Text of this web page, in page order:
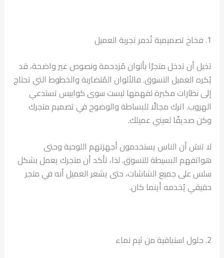
1. فخاخ تصميمية تُدمر تجربة العميل
تخيل أن تدخل متجرًا بألوان مُزدحمة ونصوص غير واضحة، قد
يُكره العميل التسوق. فالألوان المُتضاربة والخطوط التي تحتاج
إلى نظارات مكبرة لفهمها ليست سوى كوابيس تستدعي
الهروب. اترك مجالًا للبساطة والوضوح في تصميم متجرك
وكن صديقًا لعيني عميلك.
لا تنسَ أن الناس يستخدمون أجهزتهم اللوحية وحتى
هواتفهم البسيطة للتسوق. لذا، تأكد أن متجرك يعمل بشكل
سلس على جميع الشاشات، حتى يشعر العميل أنه في متجر
حقيقي يُخدمه أينما كان.
2. حلول استباقية من ثيم نماء